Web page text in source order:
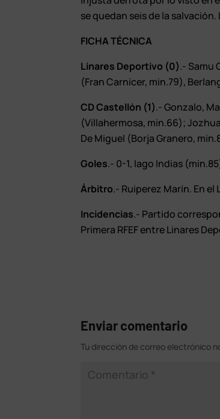
se quedan seis de la
FICHA TÉCNICA
Linares Deportivo (0).- Samu
(Fran Carnicer, min.79),
CD Castellón (1).- Gonzalo,
(Villahermosa, min.66);
De Miguel (Borja Granero,
Goles.- 0-1, Iago Indias
Árbitro.- Ruiperez Marín. En
Incidencias.- Partido
Primera RFEF entre Linares
Enviar comentario
Tu dirección de correo electrónico